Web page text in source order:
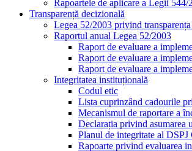
Rapoartele de aplicare a Legii 544/
Transparență decizională
Legea 52/2003 privind
Raportul anual Legea 52/2003
Raport de evaluare a
Raport de evaluare a
Raport de evaluare a
Integritatea instituțională
Codul etic
Lista cuprinzând cadourile
Mecanismul de raportare a
Declarația privind asumarea
Planul de integritate al DSPJ
Rapoarte privind evaluarea